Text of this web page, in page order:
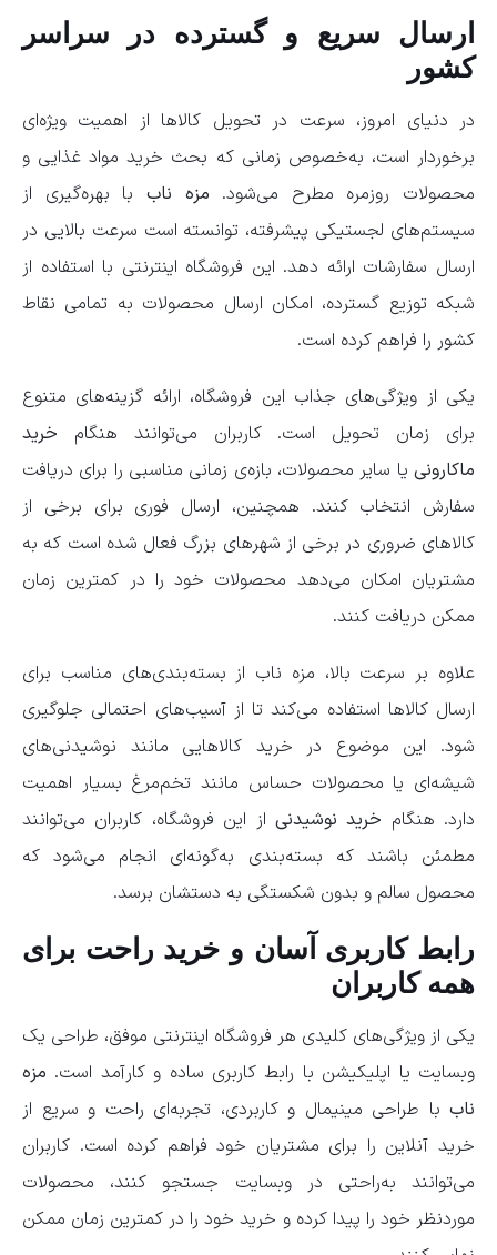
ارسال سریع و گسترده در سراسر
کشور
در دنیای امروز، سرعت در تحویل کالاها از اهمیت ویژه‌ای
برخوردار است، به‌خصوص زمانی که بحث خرید مواد غذایی و
محصولات روزمره مطرح می‌شود. مزه ناب با بهره‌گیری از
سیستم‌های لجستیکی پیشرفته، توانسته است سرعت بالایی در
ارسال سفارشات ارائه دهد. این فروشگاه اینترنتی با استفاده از
شبکه توزیع گسترده، امکان ارسال محصولات به تمامی نقاط
کشور را فراهم کرده است.
یکی از ویژگی‌های جذاب این فروشگاه، ارائه گزینه‌های متنوع
برای زمان تحویل است. کاربران می‌توانند هنگام خرید
ماکارونی یا سایر محصولات، بازه‌ی زمانی مناسبی را برای دریافت
سفارش انتخاب کنند. همچنین، ارسال فوری برای برخی از
کالاهای ضروری در برخی از شهرهای بزرگ فعال شده است که به
مشتریان امکان می‌دهد محصولات خود را در کمترین زمان
ممکن دریافت کنند.
علاوه بر سرعت بالا، مزه ناب از بسته‌بندی‌های مناسب برای
ارسال کالاها استفاده می‌کند تا از آسیب‌های احتمالی جلوگیری
شود. این موضوع در خرید کالاهایی مانند نوشیدنی‌های
شیشه‌ای یا محصولات حساس مانند تخم‌مرغ بسیار اهمیت
دارد. هنگام خرید نوشیدنی از این فروشگاه، کاربران می‌توانند
مطمئن باشند که بسته‌بندی به‌گونه‌ای انجام می‌شود که
محصول سالم و بدون شکستگی به دستشان برسد.
رابط کاربری آسان و خرید راحت برای
همه کاربران
یکی از ویژگی‌های کلیدی هر فروشگاه اینترنتی موفق، طراحی یک
وبسایت یا اپلیکیشن با رابط کاربری ساده و کارآمد است. مزه
ناب با طراحی مینیمال و کاربردی، تجربه‌ای راحت و سریع از
خرید آنلاین را برای مشتریان خود فراهم کرده است. کاربران
می‌توانند به‌راحتی در وبسایت جستجو کنند، محصولات
موردنظر خود را پیدا کرده و خرید خود را در کمترین زمان ممکن